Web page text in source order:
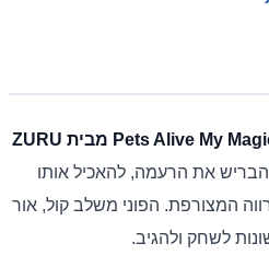
את הרעמה, להאכיל אותו
המצורפת. הפוני משלב קול, אור